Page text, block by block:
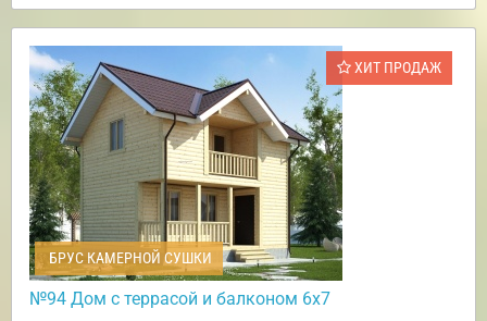
ХИТ ПРОДАЖ
БРУС КАМЕРНОЙ СУШКИ
№94 Дом с террасой и балконом 6х7